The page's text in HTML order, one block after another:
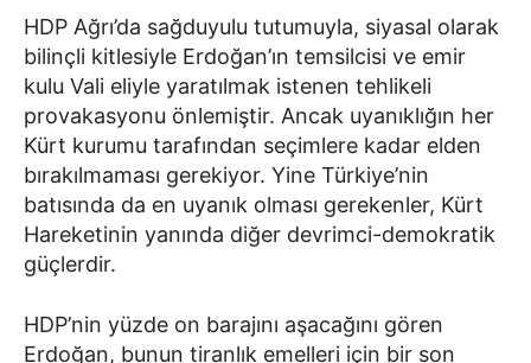
HDP Ağrı’da sağduyulu tutumuyla, siyasal olarak
bilinçli kitlesiyle Erdoğan’ın temsilcisi ve emir
kulu Vali eliyle yaratılmak istenen tehlikeli
provakasyonu önlemiştir. Ancak uyanıklığın her
Kürt kurumu tarafından seçimlere kadar elden
bırakılmaması gerekiyor. Yine Türkiye’nin
batısında da en uyanık olması gerekenler, Kürt
Hareketinin yanında diğer devrimci-demokratik
güçlerdir.
HDP’nin yüzde on barajını aşacağını gören
Erdoğan, bunun tiranlık emelleri için bir son